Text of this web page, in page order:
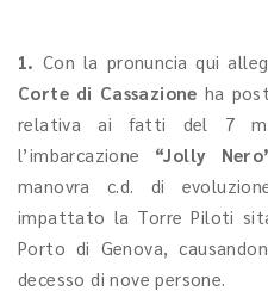
1. Con la pronuncia qui
Corte di Cassazione ha
relativa ai fatti del 7
l’imbarcazione “Jolly
manovra c.d. di
impattato la Torre Piloti
Porto di Genova,
decesso di nove persone.